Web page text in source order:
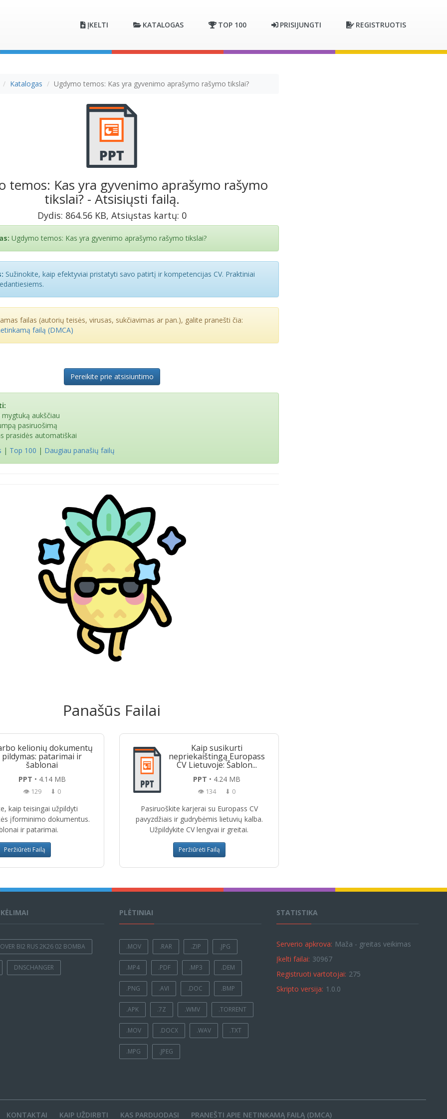
ĮKELTI KATALOGAS TOP 100 PRISIJUNGTI REGISTRUOTIS
Katalogas Ugdymo temos: Kas yra gyvenimo aprašymo rašymo tikslai?
temos: Kas yra gyvenimo aprašymo rašymo
tikslai? - Atsisiųsti failą.
Dydis: 864.56 KB, Atsiųstas kartų: 0
Ugdymo temos: Kas yra gyvenimo aprašymo rašymo tikslai?
Sužinokite, kaip efektyviai pristatyti savo patirtį ir kompetencijas CV. Praktiniai
failas (autorių teisės, virusas, sukčiavimas ar pan.), galite pranešti čia:
failą (DMCA)
Pereikite prie atsisiuntimo
aukščiau
pasiruošimą
prasidės automatiškai
| Top 100 | Daugiau panašių failų
Panašūs Failai
kelionių dokumentų
pildymas: patarimai ir
šablonai
PPT • 4.14 MB
👁 129 ⬇ 0
kaip teisingai užpildyti
įforminimo dokumentus.
ir patarimai.
Peržiūrėti Failą
Kaip susikurti
nepriekaištingą Europass
CV Lietuvoje: Šablon...
PPT • 4.24 MB
👁 134 ⬇ 0
Pasiruoškite karjerai su Europass CV
pavyzdžiais ir gudrybėmis lietuvių kalba.
Užpildykite CV lengvai ir greitai.
Peržiūrėti Failą
BI2 RUS 2K26 02 BOMBA
DNSCHANGER
PLĖTINIAI
.MOV .RAR .ZIP .JPG
.MP4 .PDF .MP3 .DEM
.PNG .AVI .DOC .BMP
.APK .7Z .WMV .TORRENT
.MOV .DOCX .WAV .TXT
.MPG .JPEG
STATISTIKA
Serverio apkrova: Maža - greitas veikimas
Įkelti failai: 30967
Registruoti vartotojai: 275
Skripto versija: 1.0.0
KONTAKTAI KAIP UŽDIRBTI KAS PARDUODASI PRANEŠTI APIE NETINKAMĄ FAILĄ (DMCA)